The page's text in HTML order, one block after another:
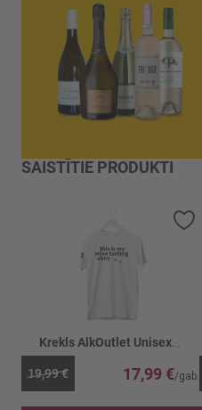
SAISTĪTIE PRODUKTI
19,99 € 17,99 €